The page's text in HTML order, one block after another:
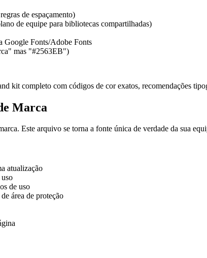
de espaçamento)
de equipe para bibliotecas compartilhadas)
Google Fonts/Adobe Fonts
mas "#2563EB")
kit completo com códigos de cor exatos, recomendações
Marca
Este arquivo se torna a fonte única de verdade da sua
atualização
de uso
área de proteção